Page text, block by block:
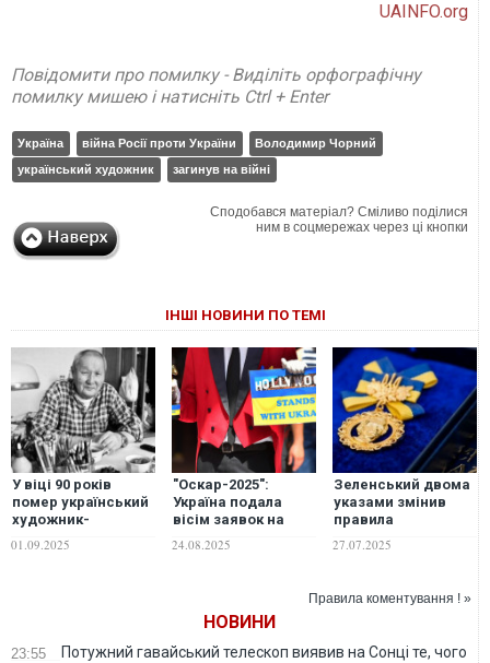
UAINFO.org
Повідомити про помилку - Виділіть орфографічну
помилку мишею і натисніть Ctrl + Enter
Україна війна Росії проти України
Володимир Чорний
український художник
загинув на війні
Сподобався матеріал? Сміливо поділися
ним в соцмережах через ці кнопки
ІНШІ НОВИНИ ПО ТЕМІ
У віці 90 років
помер український
художник-
Сахалтуєв, автор
01.09.2025
"Оскар-2025":
Україна подала
вісім заявок на
24.08.2025
Зеленський двома
указами змінив
правила
премії: що варто
27.07.2025
Правила коментування ! »
НОВИНИ
23:55
Потужний гавайський телескоп виявив на Сонці те, чого